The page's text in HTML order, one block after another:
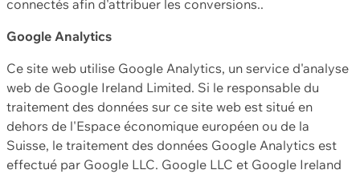
connectés afin d'attribuer les conversions..
Google Analytics
Ce site web utilise Google Analytics, un service d'analyse
web de Google Ireland Limited. Si le responsable du
traitement des données sur ce site web est situé en
dehors de l'Espace économique européen ou de la
Suisse, le traitement des données Google Analytics est
effectué par Google LLC. Google LLC et Google Ireland